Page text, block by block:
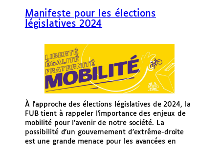
Manifeste pour les élections
législatives 2024
À l’approche des élections législatives de 2024, la
FUB tient à rappeler l’importance des enjeux de
mobilité pour l’avenir de notre société. La
possibilité d’un gouvernement d’extrême-droite
est une grande menace pour les avancées en